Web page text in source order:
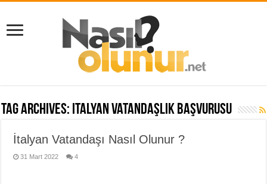
Tag Archives: italyan vatandaşlık başvurusu
İtalyan Vatandaşı Nasıl Olunur ?
31 Mart 2022 4